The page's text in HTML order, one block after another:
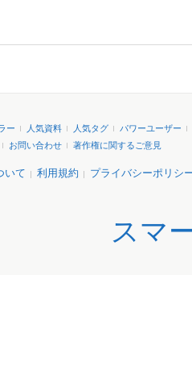
ー 人気資料 人気タグ
パワーユーザー
お問い合わせ 著作権に関するご意見
いて 利用規約 プライバシーポリシ
スマ